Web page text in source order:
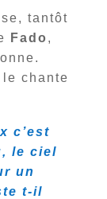
tantôt
Fado ,
le chante
c’est
le ciel
un
t-il